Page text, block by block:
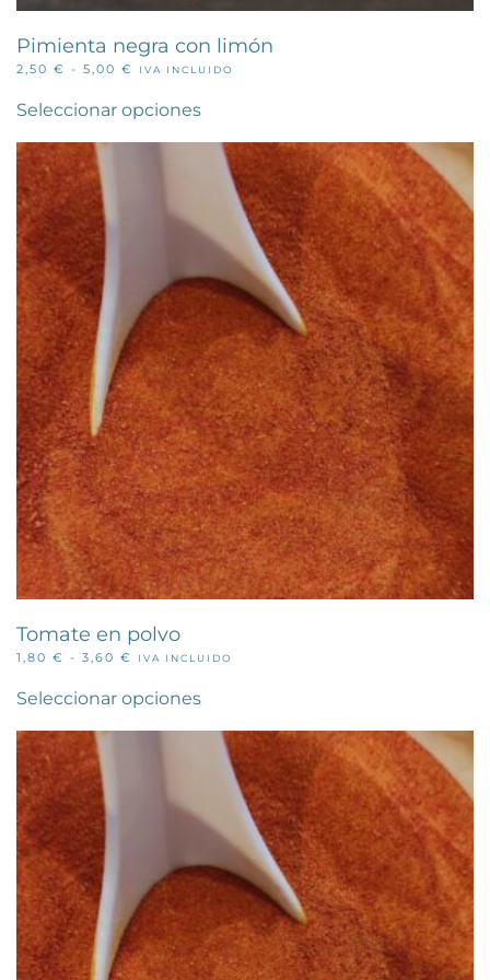
Pimienta negra con limón
2,50 € - 5,00 €
RANGO
PRECIOS:
DESDE
IVA INCLUIDO
Seleccionar opcionesproducto
múltiples
variantes.
opciones
se
pueden
elegir
en
página
de
producto
Tomate en polvo
1,80 € - 3,60 €
RANGO
PRECIOS:
DESDE
IVA INCLUIDO
Seleccionar opcionesproducto
múltiples
variantes.
opciones
se
pueden
elegir
en
página
de
producto